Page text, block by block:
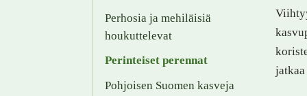
Perhosia ja mehiläisiä
houkuttelevat
Perinteiset perennat
Pohjoisen Suomen kasveja